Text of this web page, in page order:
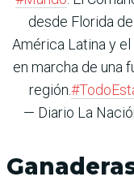
desde Florida
América Latina y
en marcha de una
región.
— Diario La